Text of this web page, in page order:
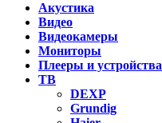
Акустика
Видео
Видеокамеры
Мониторы
Плееры и устройства
ТВ
DEXP
Grundig